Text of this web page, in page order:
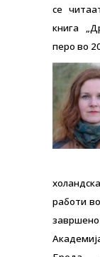
се
книга
перо во
работи